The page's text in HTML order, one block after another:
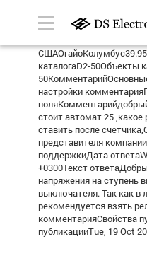
каталогаD2-50Объекты
настройки
стоит автомат 25
ставить после
представителя
поддержкиДата
+0300Текст
напряжения на ступень
выключателя. Так как в
рекомендуется взять
комментарияСвойства
публикацииTue, 19 Oct